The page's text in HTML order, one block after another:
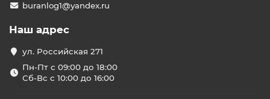
buranlog1@yandex.ru
Наш адрес
ул. Российская 271
Пн-Пт с 09:00 до 18:00
Сб-Вс с 10:00 до 16:00